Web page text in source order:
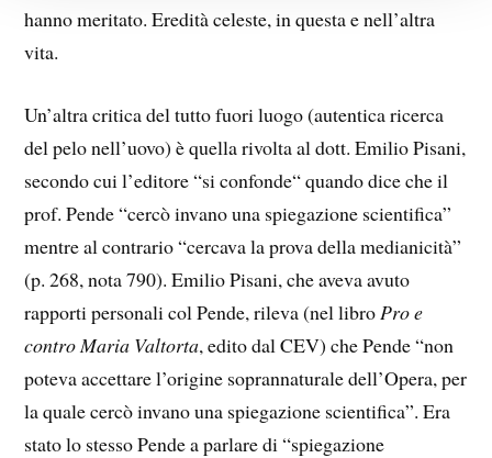
hanno meritato. Eredità celeste, in questa e nell’altra
vita.
Un’altra critica del tutto fuori luogo (autentica ricerca
del pelo nell’uovo) è quella rivolta al dott. Emilio Pisani,
secondo cui l’editore “si confonde“ quando dice che il
prof. Pende “cercò invano una spiegazione scientifica”
mentre al contrario “cercava la prova della medianicità”
(p. 268, nota 790). Emilio Pisani, che aveva avuto
rapporti personali col Pende, rileva (nel libro Pro e
contro Maria Valtorta, edito dal CEV) che Pende “non
poteva accettare l’origine soprannaturale dell’Opera, per
la quale cercò invano una spiegazione scientifica”. Era
stato lo stesso Pende a parlare di “spiegazione